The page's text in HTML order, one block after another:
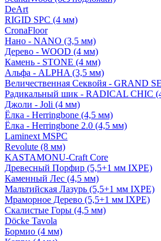
DeArt
RIGID SPC (4 мм)
CronaFloor
Нано - NANO (3,5 мм)
Дерево - WOOD (4 мм)
Камень - STONE (4 мм)
Альфа - ALPHA (3,5 мм)
Величественная Секвойя - GRAND
Радикальный шик - RADICAL CHIC
Джоли - Joli (4 мм)
Ёлка - Herringbone (4,5 мм)
Ёлка - Herringbone 2.0 (4,5 мм)
Laminext MSPC
Revolute (8 мм)
KASTAMONU-Craft Core
Древесный Порфир (5,5+1 мм IXPE)
Каменный Лес (4,5 мм)
Мальтийская Лазурь (5,5+1 мм IXPE)
Мраморное Дерево (5,5+1 мм IXPE)
Скалистые Горы (4,5 мм)
Döcke Tavola
Бормио (4 мм)